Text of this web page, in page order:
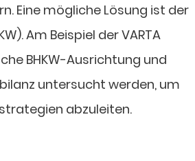
Eine mögliche Lösung ist der
Am Beispiel der VARTA
BHKW-Ausrichtung und
untersucht werden, um
abzuleiten.